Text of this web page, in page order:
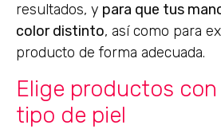
resultados, y para que tus
color distinto, así como para
producto de forma adecuada.
Elige productos
tipo de piel